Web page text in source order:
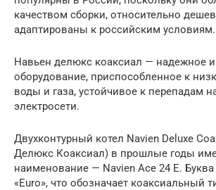
качеством сборки, относительно
адаптированы к российским условиям.
Навьен делюкс коаксиал — надежное
оборудование, приспособленное к
воды и газа, устойчивое к перепадам
электросети.
Двухконтурный котел Navien Deluxe
Делюкс Коаксиал) в прошлые годы
наименование — Navien Ace 24 E. Буква
«Euro», что обозначает коаксиальный